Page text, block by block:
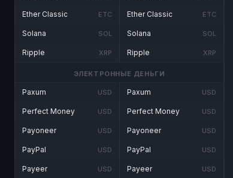
Ether Classic ETC
Solana SOL
Ripple XRP
Ether Classic ETC
Solana SOL
Ripple XRP
ЭЛЕКТРОННЫЕ ДЕНЬГИ
Paxum USD
Perfect Money USD
Payoneer USD
PayPal USD
Payeer USD
Paxum USD
Perfect Money USD
Payoneer USD
PayPal USD
Payeer USD